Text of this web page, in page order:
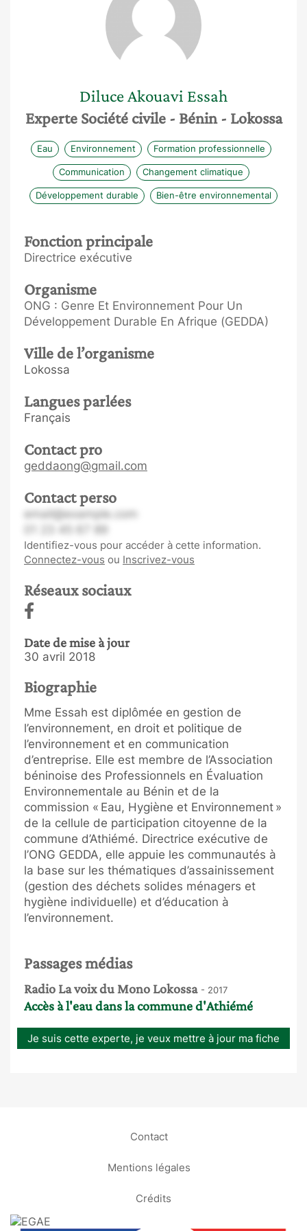
Diluce Akouavi Essah
Experte Société civile - Bénin - Lokossa
Eau Environnement Formation professionnelle
Communication Changement climatique
Développement durable Bien-être environnemental
Fonction principale
Directrice exécutive
Organisme
ONG : Genre Et Environnement Pour Un
Développement Durable En Afrique (GEDDA)
Ville de l’organisme
Lokossa
Langues parlées
Français
Contact pro
geddaong@gmail.com
Contact perso
email@example.com
Identifiez-vous pour accéder à cette information.
Connectez-vous ou Inscrivez-vous
Réseaux sociaux
Date de mise à jour
30 avril 2018
Biographie
Mme Essah est diplômée en gestion de
l’environnement, en droit et politique de
l’environnement et en communication
d’entreprise. Elle est membre de l’Association
béninoise des Professionnels en Évaluation
Environnementale au Bénin et de la
commission « Eau, Hygiène et Environnement »
de la cellule de participation citoyenne de la
commune d’Athiémé. Directrice exécutive de
l’ONG GEDDA, elle appuie les communautés à
la base sur les thématiques d’assainissement
(gestion des déchets solides ménagers et
hygiène individuelle) et d’éducation à
l’environnement.
Passages médias
Radio La voix du Mono Lokossa - 2017
Accès à l'eau dans la commune d'Athiémé
Je suis cette experte, je veux mettre à jour ma fiche
Contact
Mentions légales
Crédits